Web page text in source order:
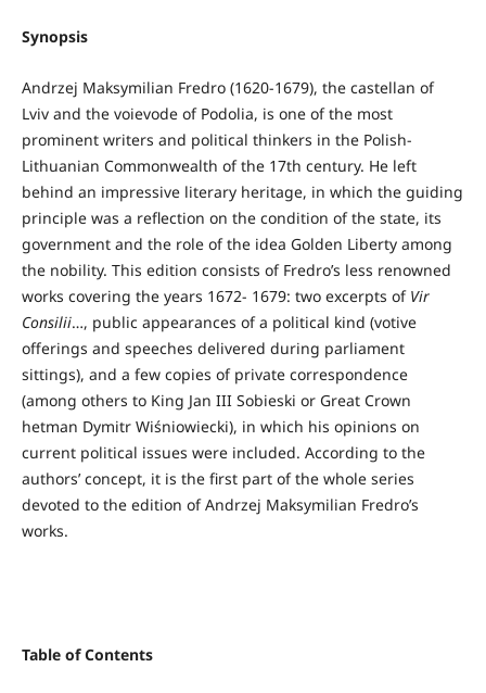
Synopsis
Andrzej Maksymilian Fredro (1620-1679), the castellan of
Lviv and the voievode of Podolia, is one of the most
prominent writers and political thinkers in the Polish-
Lithuanian Commonwealth of the 17th century. He left
behind an impressive literary heritage, in which the guiding
principle was a reflection on the condition of the state, its
government and the role of the idea Golden Liberty among
the nobility. This edition consists of Fredro’s less renowned
works covering the years 1672- 1679: two excerpts of Vir
Consilii…, public appearances of a political kind (votive
offerings and speeches delivered during parliament
sittings), and a few copies of private correspondence
(among others to King Jan III Sobieski or Great Crown
hetman Dymitr Wiśniowiecki), in which his opinions on
current political issues were included. According to the
authors’ concept, it is the first part of the whole series
devoted to the edition of Andrzej Maksymilian Fredro’s
works.
Table of Contents